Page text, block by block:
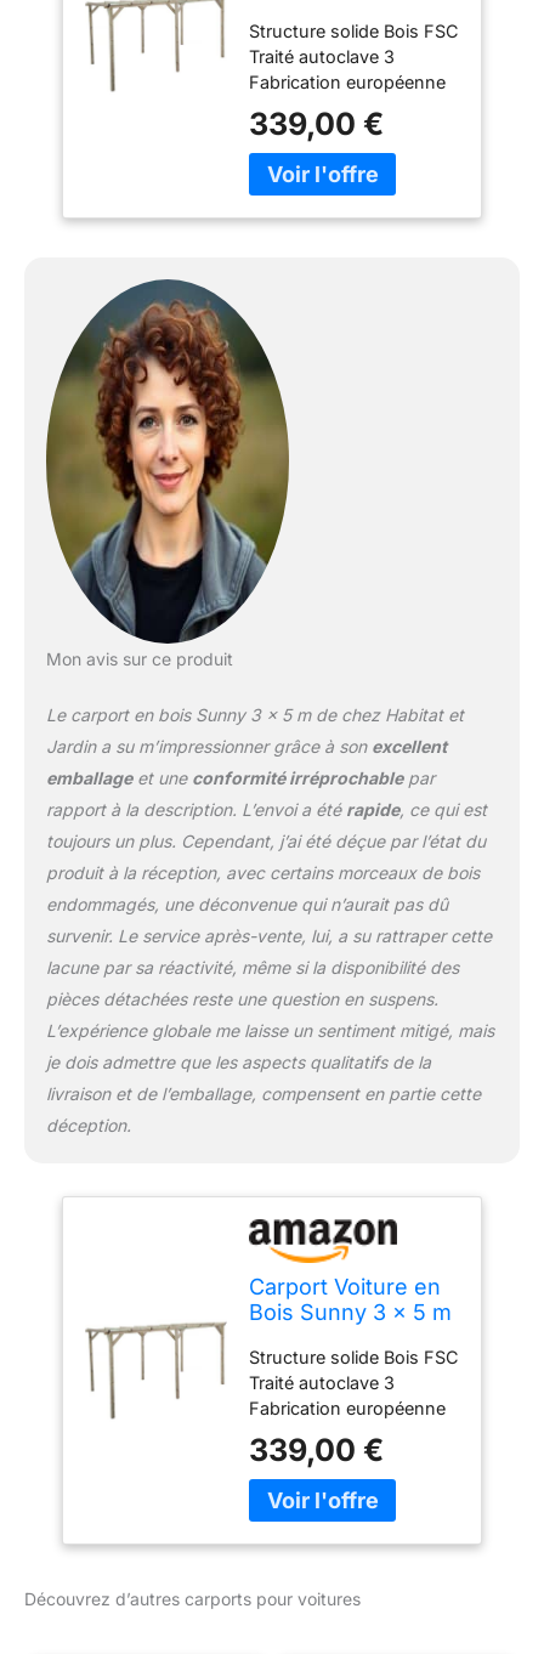
Structure solide Bois FSC
Traité autoclave 3
Fabrication européenne
339,00 €
Mon avis sur ce produit
Le carport en bois Sunny 3 x 5 m de chez Habitat et
Jardin a su m’impressionner grâce à son excellent
emballageet une conformité irréprochablepar
rapport à la description. L’envoi a été rapide, ce qui est
toujours un plus. Cependant, j’ai été déçue par l’état du
produit à la réception, avec certains morceaux de bois
endommagés, une déconvenue qui n’aurait pas dû
survenir. Le service après-vente, lui, a su rattraper cette
lacune par sa réactivité, même si la disponibilité des
pièces détachées reste une question en suspens.
L’expérience globale me laisse un sentiment mitigé, mais
je dois admettre que les aspects qualitatifs de la
livraison et de l’emballage, compensent en partie cette
déception.
Carport Voiture en
Bois Sunny 3 x 5 m
Structure solide Bois FSC
Traité autoclave 3
Fabrication européenne
339,00 €
Découvrez d’autres carports pour voitures